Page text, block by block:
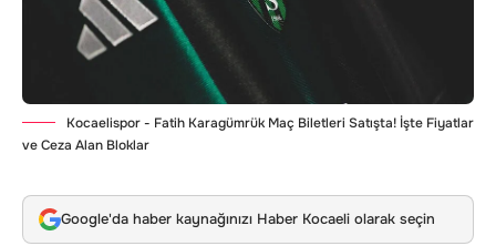
Kocaelispor - Fatih Karagümrük Maç Biletleri Satışta! İşte Fiyatlar
ve Ceza Alan Bloklar
Google'da haber kaynağınızı Haber Kocaeli olarak seçin